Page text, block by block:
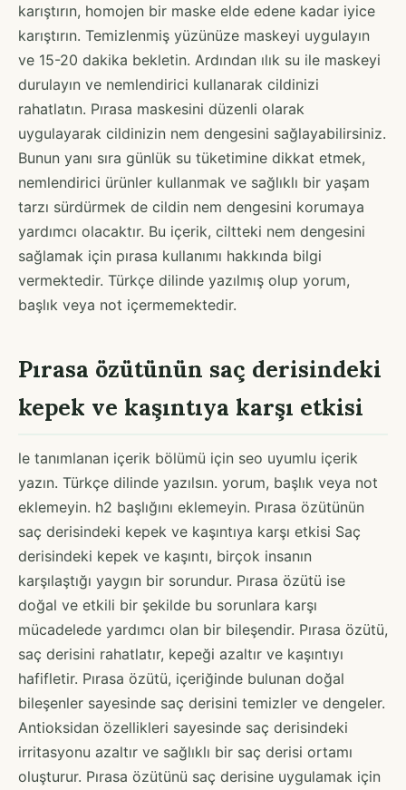
karıştırın, homojen bir maske elde edene kadar iyice
karıştırın. Temizlenmiş yüzünüze maskeyi uygulayın
ve 15-20 dakika bekletin. Ardından ılık su ile maskeyi
durulayın ve nemlendirici kullanarak cildinizi
rahatlatın. Pırasa maskesini düzenli olarak
uygulayarak cildinizin nem dengesini sağlayabilirsiniz.
Bunun yanı sıra günlük su tüketimine dikkat etmek,
nemlendirici ürünler kullanmak ve sağlıklı bir yaşam
tarzı sürdürmek de cildin nem dengesini korumaya
yardımcı olacaktır. Bu içerik, ciltteki nem dengesini
sağlamak için pırasa kullanımı hakkında bilgi
vermektedir. Türkçe dilinde yazılmış olup yorum,
başlık veya not içermemektedir.
Pırasa özütünün saç derisindeki
kepek ve kaşıntıya karşı etkisi
le tanımlanan içerik bölümü için seo uyumlu içerik
yazın. Türkçe dilinde yazılsın. yorum, başlık veya not
eklemeyin. h2 başlığını eklemeyin. Pırasa özütünün
saç derisindeki kepek ve kaşıntıya karşı etkisi Saç
derisindeki kepek ve kaşıntı, birçok insanın
karşılaştığı yaygın bir sorundur. Pırasa özütü ise
doğal ve etkili bir şekilde bu sorunlara karşı
mücadelede yardımcı olan bir bileşendir. Pırasa özütü,
saç derisini rahatlatır, kepeği azaltır ve kaşıntıyı
hafifletir. Pırasa özütü, içeriğinde bulunan doğal
bileşenler sayesinde saç derisini temizler ve dengeler.
Antioksidan özellikleri sayesinde saç derisindeki
irritasyonu azaltır ve sağlıklı bir saç derisi ortamı
oluşturur. Pırasa özütünü saç derisine uygulamak için